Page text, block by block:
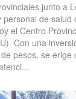
junto a
personal de salud
el Centro
Con una
pesos, se erige